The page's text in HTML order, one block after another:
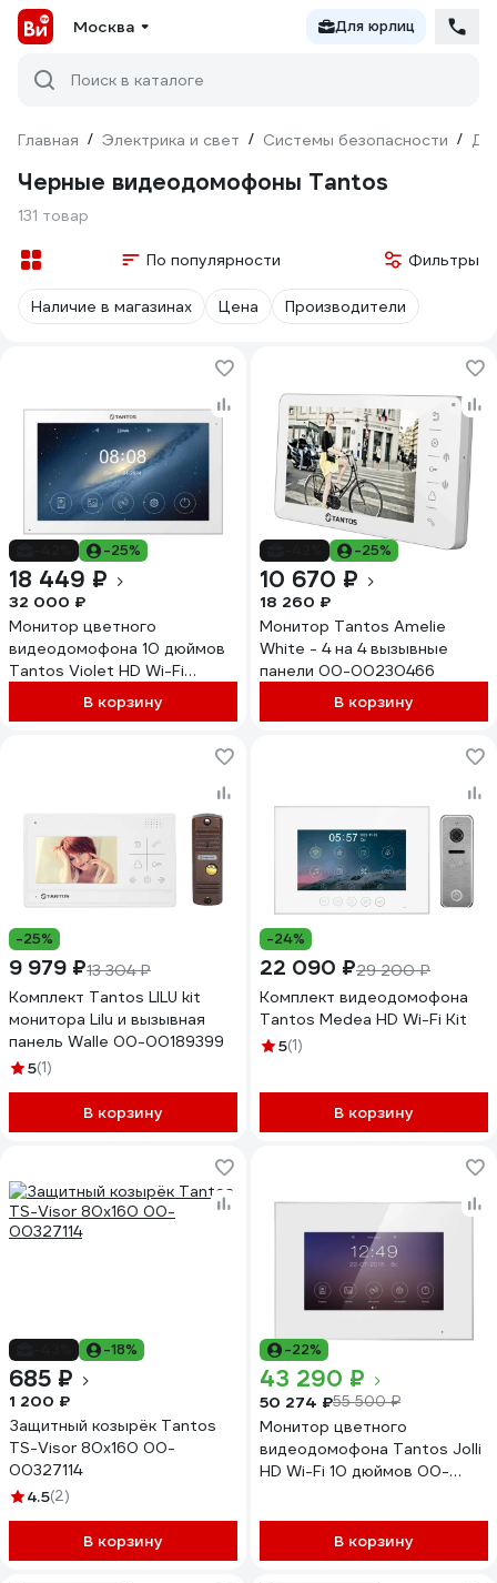
Москва Для юрлиц
Поиск в каталоге
Главная / Электрика и свет / Системы безопасности /
Черные видеодомофоны Tantos
131 товар
По популярности Фильтры
Наличие в магазинах Цена Производители
-25%
18 449 ₽
32 000 ₽
Монитор цветного
видеодомофона 10 дюймов
Tantos Violet HD Wi-Fi
(White) 00-00326048
В корзину
-25%
10 670 ₽
18 260 ₽
Монитор Tantos Amelie
White - 4 на 4 вызывные
панели 00-00230466
В корзину
-25%
9 979 ₽13 304 ₽
Комплект Tantos LILU kit
монитора Lilu и вызывная
панель Walle 00-00189399
5(1)
В корзину
-24%
22 090 ₽29 200 ₽
Комплект видеодомофона
Tantos Medea HD Wi-Fi Kit
5(1)
В корзину
-18%
685 ₽
1 200 ₽
Защитный козырёк Tantos
TS-Visor 80x160 00-
00327114
4.5(2)
В корзину
-22%
43 290 ₽
50 274 ₽55 500 ₽
Монитор цветного
видеодомофона Tantos Jolli
HD Wi-Fi 10 дюймов 00-
В корзину